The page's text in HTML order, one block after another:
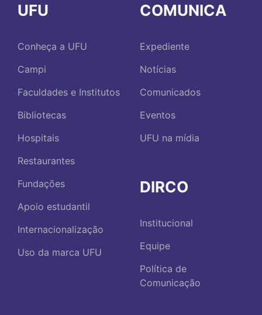
UFU
Conheça a UFU
Campi
Faculdades e Institutos
Bibliotecas
Hospitais
Restaurantes
Fundações
Apoio estudantil
Internacionalização
Uso da marca UFU
COMUNICA
Expediente
Notícias
Comunicados
Eventos
UFU na mídia
DIRCO
Institucional
Equipe
Política de
Comunicação